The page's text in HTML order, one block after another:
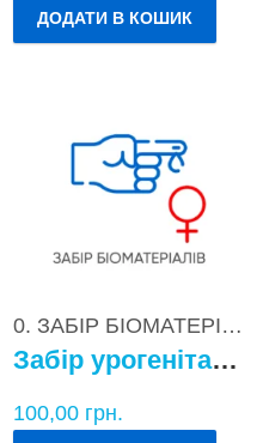
ДОДАТИ В КОШИК
0. ЗАБІР БІОМАТЕРІАЛІВ
Забір урогенітального БМ у жінок
100,00 грн.